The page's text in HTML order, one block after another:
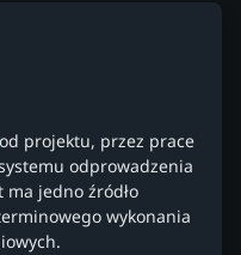
projektu, przez prace
odprowadzenia
jedno źródło
wykonania